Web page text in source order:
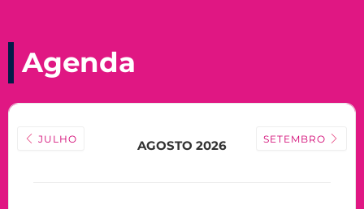
Agenda
JULHO AGOSTO 2026 SETEMBRO